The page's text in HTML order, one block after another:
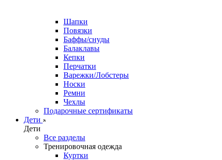
Шапки
Повязки
Баффы/снуды
Балаклавы
Кепки
Перчатки
Варежки/Лобстеры
Носки
Ремни
Чехлы
Подарочные сертификаты
Дети
Дети
Все разделы
Тренировочная одежда
Куртки